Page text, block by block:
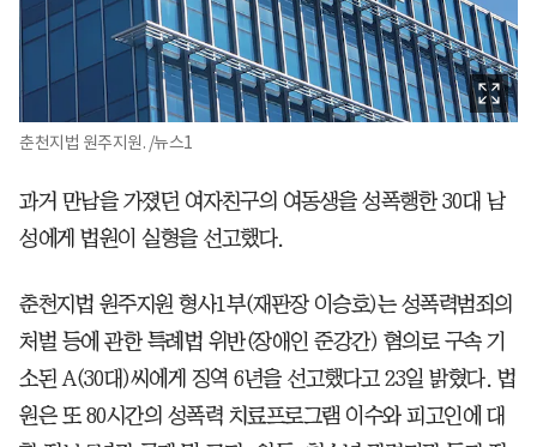
춘천지법 원주지원. /뉴스1
과거 만남을 가졌던 여자친구의 여동생을 성폭행한 30대 남
성에게 법원이 실형을 선고했다.
춘천지법 원주지원 형사1부(재판장 이승호)는 성폭력범죄의
처벌 등에 관한 특례법 위반(장애인 준강간) 혐의로 구속 기
소된 A(30대)씨에게 징역 6년을 선고했다고 23일 밝혔다. 법
원은 또 80시간의 성폭력 치료프로그램 이수와 피고인에 대